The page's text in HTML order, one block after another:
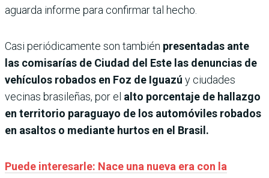
aguarda informe para confirmar tal hecho.
Casi periódicamente son también presentadas ante
las comisarías de Ciudad del Este las denuncias de
vehículos robados en Foz de Iguazú y ciudades
vecinas brasileñas, por el alto porcentaje de hallazgo
en territorio paraguayo de los automóviles robados
en asaltos o mediante hurtos en el Brasil.
Puede interesarle: Nace una nueva era con la